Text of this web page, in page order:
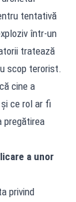
tentativă
într-un
tratează
scop terorist.
cine a
ce rol ar fi
pregătirea
a unor
privind